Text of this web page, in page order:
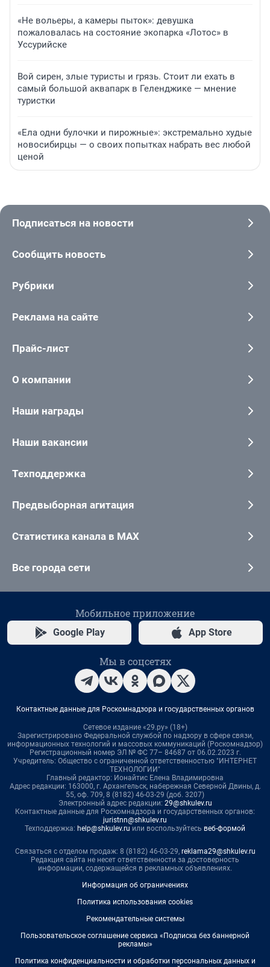
«Не вольеры, а камеры пыток»: девушка
пожаловалась на состояние экопарка «Лотос» в
Уссурийске
Вой сирен, злые туристы и грязь. Стоит ли ехать в
самый большой аквапарк в Геленджике — мнение
туристки
«Ела одни булочки и пирожные»: экстремально худые
новосибирцы — о своих попытках набрать вес любой
ценой
Подписаться на новости
Сообщить новость
Рубрики
Реклама на сайте
Прайс-лист
О компании
Наши награды
Наши вакансии
Техподдержка
Предвыборная агитация
Статистика канала в MAX
Все города сети
Мобильное приложение
Google Play App Store
Мы в соцсетях
Контактные данные для Роскомнадзора и государственных органов
Сетевое издание «29.ру» (18+)
Зарегистрировано Федеральной службой по надзору в сфере связи,
информационных технологий и массовых коммуникаций (Роскомнадзор)
Регистрационный номер ЭЛ № ФС 77– 84687 от 06.02.2023 г.
Учредитель: Общество с ограниченной ответственностью "ИНТЕРНЕТ
ТЕХНОЛОГИИ"
Главный редактор: Ионайтис Елена Владимировна
Адрес редакции: 163000, г. Архангельск, набережная Северной Двины, д.
55, оф. 709, 8 (8182) 46-03-29 (доб. 3207)
Электронный адрес редакции: 29@shkulev.ru
Контактные данные для Роскомнадзора и государственных органов:
juristnn@shkulev.ru
Техподдержка: help@shkulev.ru или воспользуйтесь веб-формой
Связаться с отделом продаж: 8 (8182) 46-03-29, reklama29@shkulev.ru
Редакция сайта не несет ответственности за достоверность
информации, содержащейся в рекламных объявлениях.
Информация об ограничениях
Политика использования cookies
Рекомендательные системы
Пользовательское соглашение сервиса «Подписка без баннерной
рекламы»
Политика конфиденциальности и обработки персональных данных и